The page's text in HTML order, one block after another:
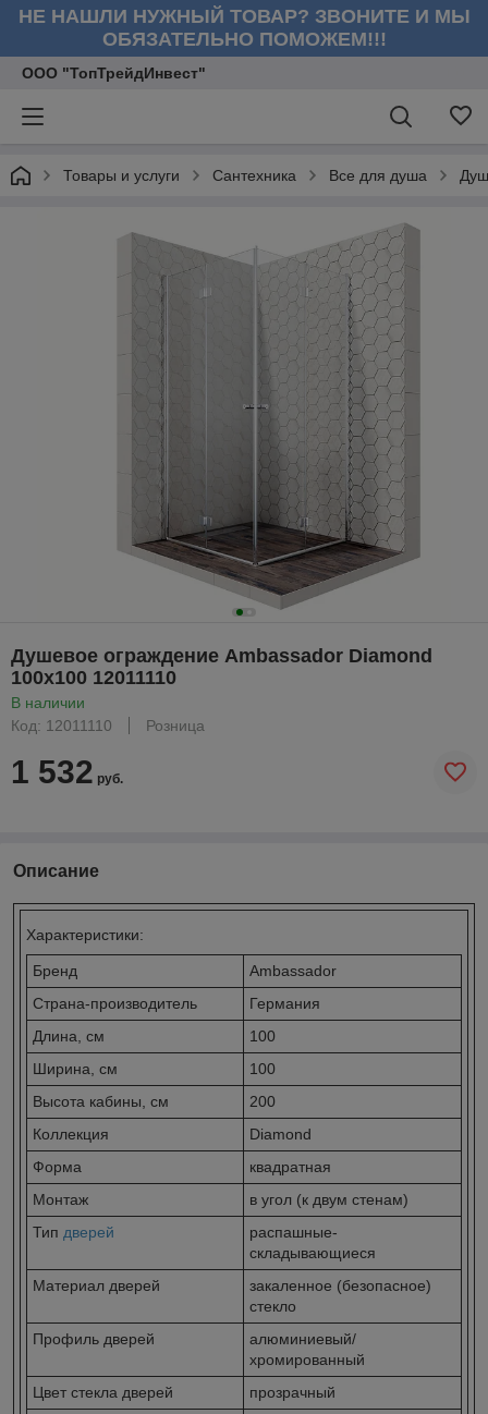
НЕ НАШЛИ НУЖНЫЙ ТОВАР? ЗВОНИТЕ И МЫ
ОБЯЗАТЕЛЬНО ПОМОЖЕМ!!!
ООО "ТопТрейдИнвест"
Товары и услуги Сантехника Все для душа
Душевое ограждение Ambassador Diamond
100х100 12011110
В наличии
Код: 12011110
Розница
1 532 руб.
Описание
Характеристики:
Бренд
Ambassador
Страна-производитель
Германия
Длина, см
100
Ширина, см
100
Высота кабины, см
200
Коллекция
Diamond
Форма
квадратная
Монтаж
в угол (к двум стенам)
Тип дверей
распашные-
складывающиеся
Материал дверей
закаленное (безопасное)
стекло
Профиль дверей
алюминиевый/
хромированный
Цвет стекла дверей
прозрачный